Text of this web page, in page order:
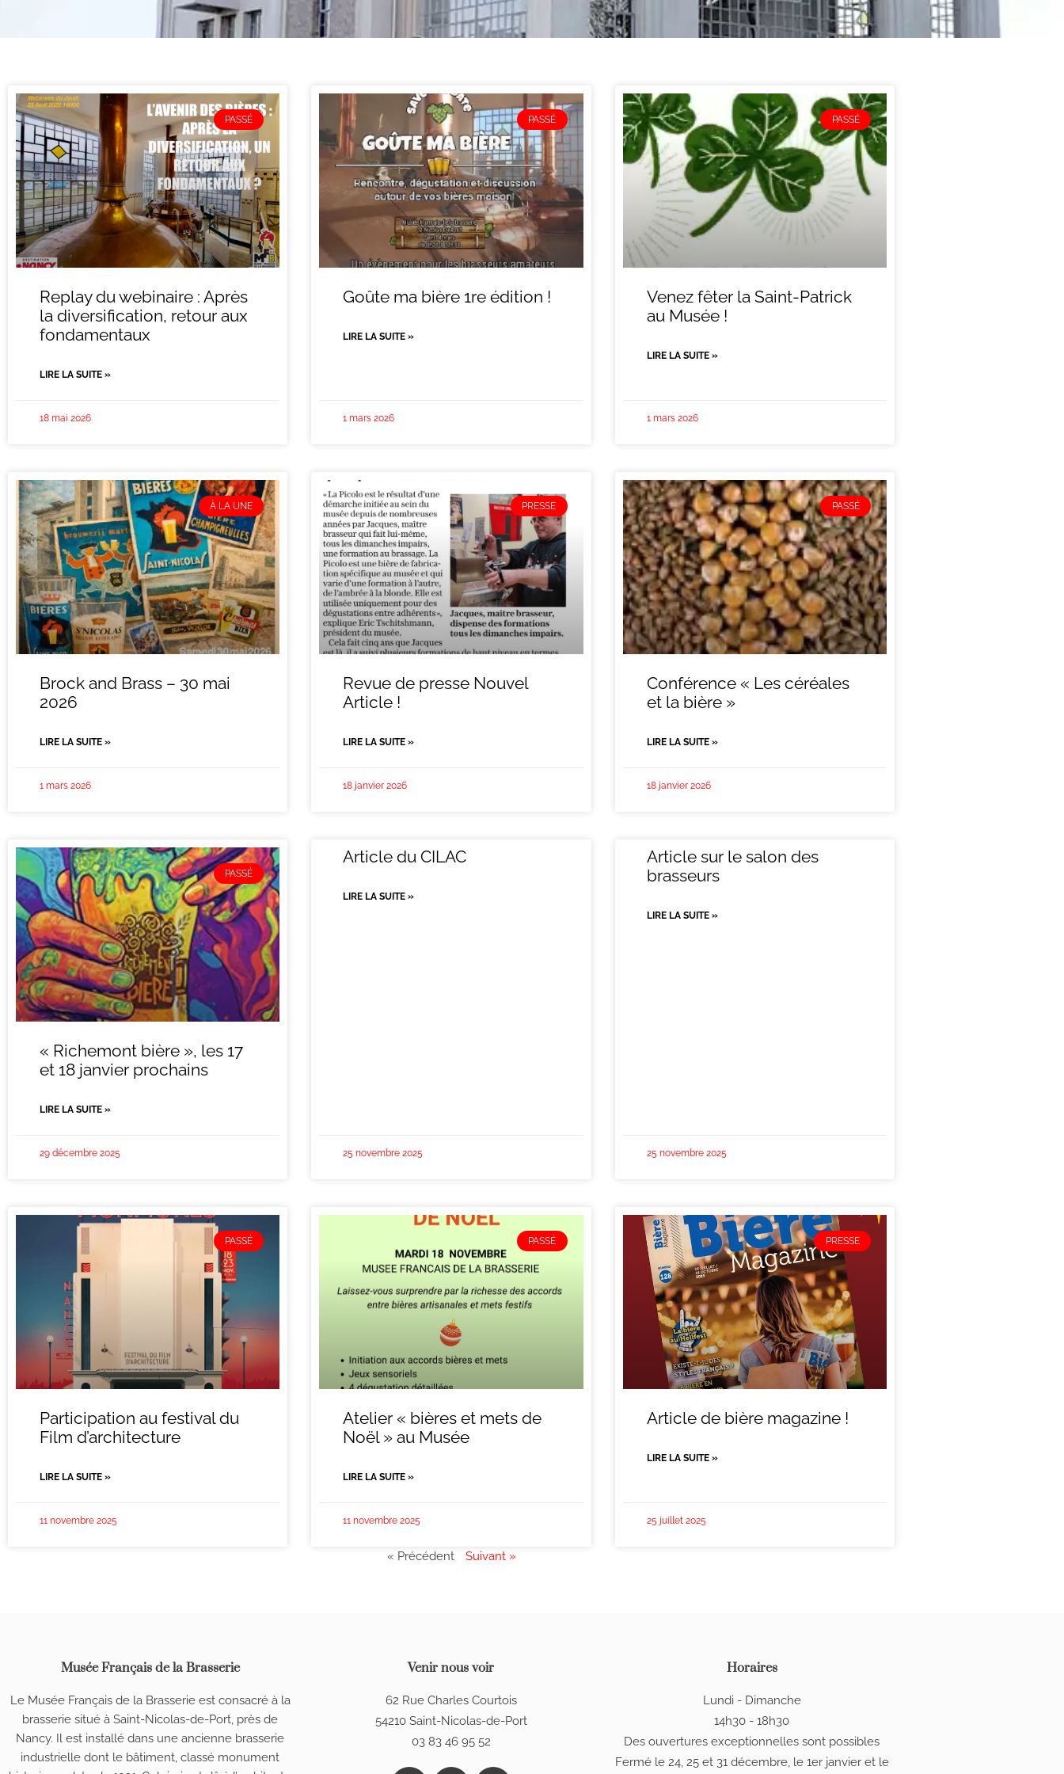
PASSÉ
Replay du webinaire : Après
la diversification, retour aux
fondamentaux
LIRE LA SUITE »
18 mai 2026
PASSÉ
Goûte ma bière 1re édition !
LIRE LA SUITE »
1 mars 2026
PASSÉ
Venez fêter la Saint-Patrick
au Musée !
LIRE LA SUITE »
1 mars 2026
À LA UNE
Brock and Brass – 30 mai
2026
LIRE LA SUITE »
1 mars 2026
PRESSE
Revue de presse Nouvel
Article !
LIRE LA SUITE »
18 janvier 2026
PASSÉ
Conférence « Les céréales
et la bière »
LIRE LA SUITE »
18 janvier 2026
PASSÉ
« Richemont bière », les 17
et 18 janvier prochains
LIRE LA SUITE »
29 décembre 2025
Article du CILAC
LIRE LA SUITE »
25 novembre 2025
Article sur le salon des
brasseurs
LIRE LA SUITE »
25 novembre 2025
PASSÉ
Participation au festival du
Film d’architecture
LIRE LA SUITE »
11 novembre 2025
PASSÉ
Atelier « bières et mets de
Noël » au Musée
LIRE LA SUITE »
11 novembre 2025
PRESSE
Article de bière magazine !
LIRE LA SUITE »
25 juillet 2025
« Précédent Suivant »
Musée Français de la Brasserie
Le Musée Français de la Brasserie est consacré à la
brasserie situé à Saint-Nicolas-de-Port, près de
Nancy. Il est installé dans une ancienne brasserie
industrielle dont le bâtiment, classé monument
Venir nous voir
62 Rue Charles Courtois
54210 Saint-Nicolas-de-Port
03 83 46 95 52
Horaires
Lundi - Dimanche
14h30 - 18h30
Des ouvertures exceptionnelles sont possibles
Fermé le 24, 25 et 31 décembre, le 1er janvier et le